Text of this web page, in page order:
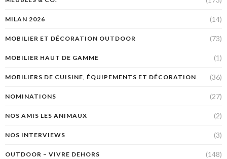
MILAN 2026 (14)
MOBILIER ET DÉCORATION OUTDOOR (73)
MOBILIER HAUT DE GAMME (1)
MOBILIERS DE CUISINE, ÉQUIPEMENTS ET DÉCORATION (36)
NOMINATIONS (27)
NOS AMIS LES ANIMAUX (2)
NOS INTERVIEWS (3)
OUTDOOR – VIVRE DEHORS (148)